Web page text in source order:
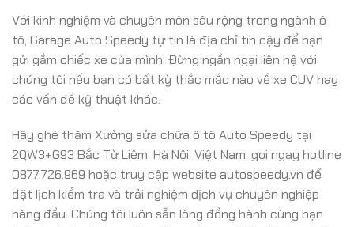
Với kinh nghiệm và chuyên môn sâu rộng trong ngành ô
tô, Garage Auto Speedy tự tin là địa chỉ tin cậy để bạn
gửi gắm chiếc xe của mình. Đừng ngần ngại liên hệ với
chúng tôi nếu bạn có bất kỳ thắc mắc nào về xe CUV hay
các vấn đề kỹ thuật khác.
Hãy ghé thăm Xưởng sửa chữa ô tô Auto Speedy tại
2QW3+G93 Bắc Từ Liêm, Hà Nội, Việt Nam, gọi ngay hotline
0877.726.969 hoặc truy cập website autospeedy.vn để
đặt lịch kiểm tra và trải nghiệm dịch vụ chuyên nghiệp
hàng đầu. Chúng tôi luôn sẵn lòng đồng hành cùng bạn